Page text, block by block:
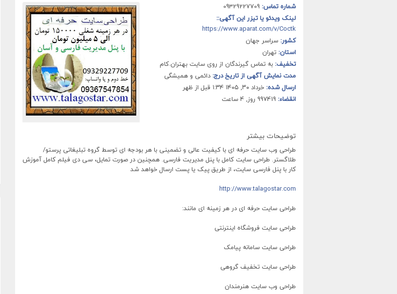
شماره تماس:
لینک ویدئو یا تیزر این آگهی::
https://www.aparat.com/v/Coctk
کشور: سراسر جهان
استان: تهران
تخفیف: به تماس گیرندگان از روی سایت بهتران.کام
مدت نمایش آگهی از تاریخ درج: دائمی و همیشگی
ارسال شده: خرداد ۳۰, ۱۴۰۵ ۱:۳۴ قبل از ظهر
انقضاء:
توضیحات بیشتر
طراحی وب سایت حرفه ای با کیفیت عالی و تضمینی با هر بودجه ای توسط گروه تبلیغاتی پرستو/
طلاگستر. طراحی سایت کامل با پنل مدیریت فارسی. همچنین در صورت تمایل، سی دی فیلم کامل آموزش
کار با پنل فارسی سایت، از طریق پیک یا پست ارسال خواهد شد
http://www.talagostar.com
طراحی سایت حرفه ای در هر زمینه ای مانند:
طراحی سایت فروشگاه اینترنتی
طراحی سایت سامانه پیامک
طراحی سایت تخفیف گروهی
طراحی وب سایت هنرمندان